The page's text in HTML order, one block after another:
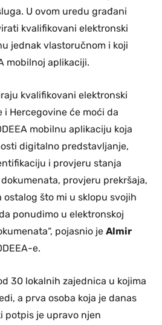
U ovom uredu građani
kvalifikovani elektronski
jednak vlastoručnom i koji
mobilnoj aplikaciji.
kvalifikovani elektronski
i Hercegovine će moći da
mobilnu aplikaciju koja
digitalno predstavljanje,
i provjeru stanja
provjeru prekršaja,
ostalog što mi u sklopu svojih
ponudimo u elektronskoj
pojasnio je Almir
e.
30 lokalnih zajednica u kojima
a prva osoba koja je danas
potpis je upravo njen